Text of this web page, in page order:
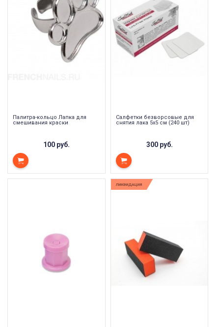
Палитра-кольцо Лапка для
смешивания краски
100 руб.
Салфетки безворсовые для
снятия лака 5х5 см (240 шт)
300 руб.
ЛИКВИДАЦИЯ